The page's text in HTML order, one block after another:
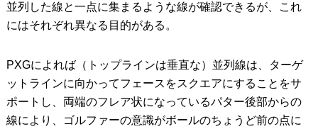
並列した線と一点に集まるような線が確認できるが、これ
にはそれぞれ異なる目的がある。
PXGによれば（トップラインは垂直な）並列線は、ターゲ
ットラインに向かってフェースをスクエアにすることをサ
ポートし、両端のフレア状になっているパター後部からの
線により、ゴルファーの意識がボールのちょうど前の点に